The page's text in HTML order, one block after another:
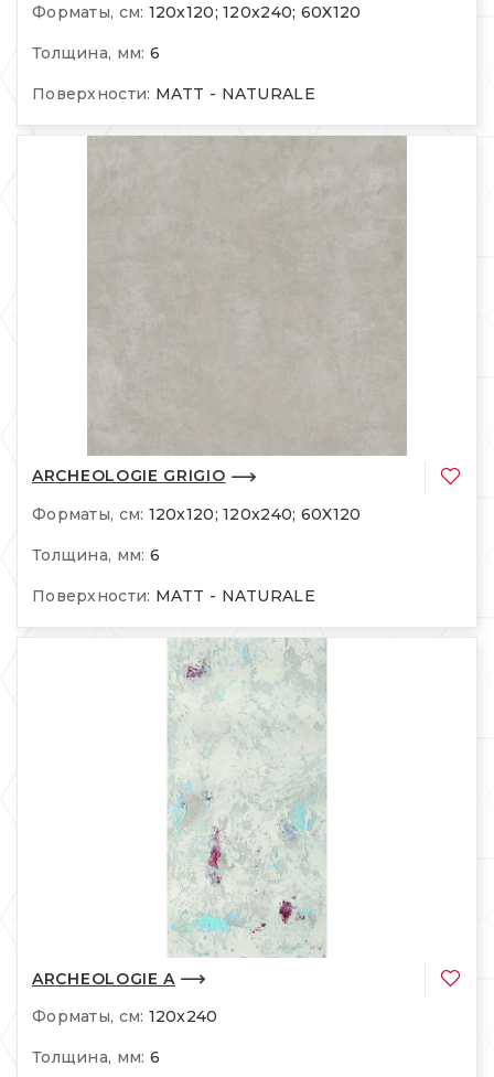
Форматы, см: 120x120; 120x240; 60X120
Толщина, мм: 6
Поверхности: MATT - NATURALE
ARCHEOLOGIE GRIGIO
Форматы, см: 120x120; 120x240; 60X120
Толщина, мм: 6
Поверхности: MATT - NATURALE
ARCHEOLOGIE A
Форматы, см: 120x240
Толщина, мм: 6